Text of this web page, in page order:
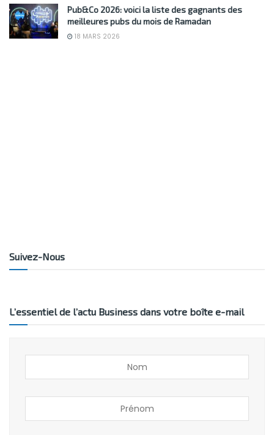
Pub&Co 2026: voici la liste des gagnants des
meilleures pubs du mois de Ramadan
18 MARS 2026
Suivez-Nous
L’essentiel de l’actu Business dans votre boîte e-mail